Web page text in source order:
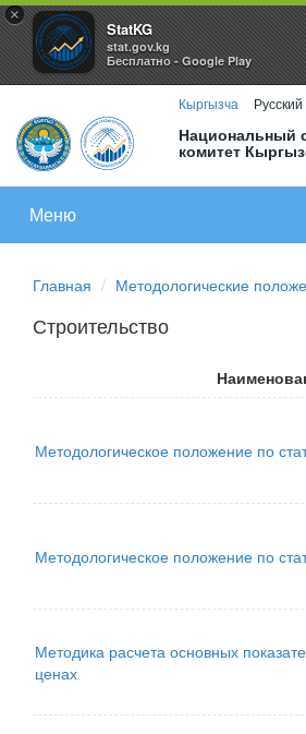
×
StatKG
stat.gov.kg
Бесплатно - Google Play
Кыргызча Русский
Национальный
комитет
Меню
Главная Методологические
Строительство
Методологическое положение по
Методологическое положение по
Методика расчета основных
ценах